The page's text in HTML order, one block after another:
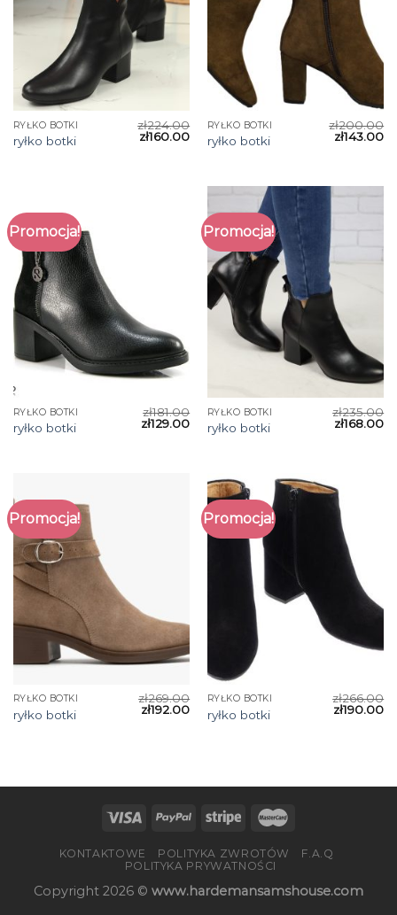
RYŁKO BOTKI
ryłko botki
zł224.00
zł160.00
RYŁKO BOTKI
ryłko botki
zł200.00
zł143.00
Promocja!
RYŁKO BOTKI
ryłko botki
zł181.00
zł129.00
Promocja!
RYŁKO BOTKI
ryłko botki
zł235.00
zł168.00
Promocja!
RYŁKO BOTKI
ryłko botki
zł269.00
zł192.00
Promocja!
RYŁKO BOTKI
ryłko botki
zł266.00
zł190.00
KONTAKTOWE POLITYKA ZWROTÓW
F.A.Q
POLITYKA PRYWATNOŚCI
Copyright 2026 © www.hardemansamshouse.com